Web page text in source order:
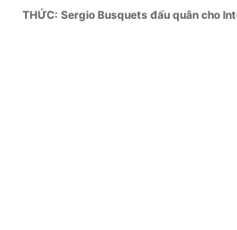
THỨC: Sergio Busquets đấu quân cho